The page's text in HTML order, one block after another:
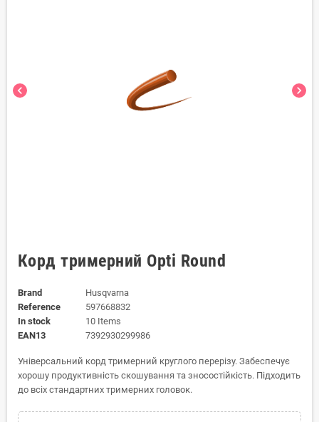
chevron_left chevron_right
Корд тримерний Opti Round
Brand
Husqvarna
Reference
597668832
In stock
10 Items
EAN13
7392930299986
Універсальний корд тримерний круглого перерізу. Забеспечує
хорошу продуктивність скошування та зносостійкість. Підходить
до всіх стандартних тримерних головок.